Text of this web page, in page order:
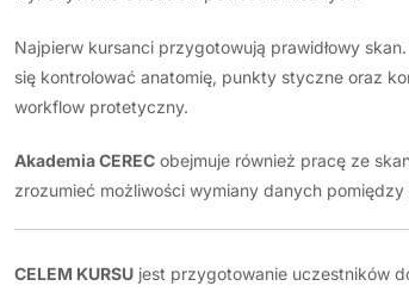
Najpierw kursanci przygotowują prawidłowy
się kontrolować anatomię, punkty styczne oraz
workflow protetyczny.
Akademia CERECobejmuje również pracę ze
zrozumieć możliwości wymiany danych
CELEM KURSUjest przygotowanie uczestników
oraz
odbudów
pełnoceramicznych.